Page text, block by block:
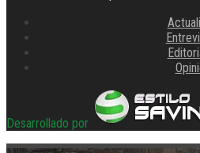
Desarrollado por